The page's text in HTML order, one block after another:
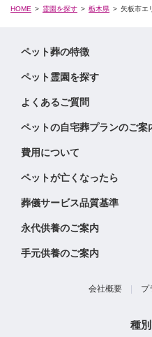
HOME 霊園を探す 栃木県 矢板市エ
ペット葬の特徴
ペット霊園を探す
よくあるご質問
ペットの自宅葬プランのご案
費用について
ペットが亡くなったら
葬儀サービス品質基準
永代供養のご案内
手元供養のご案内
会社概要| プ
種